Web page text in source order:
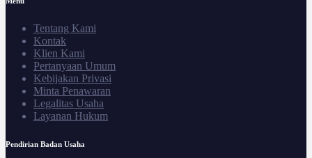
Tentang Kami
Kontak
Klien Kami
Pertanyaan Umum
Kebijakan Privasi
Minta Penawaran
Legalitas Usaha
Layanan Hukum
Pendirian Badan Usaha